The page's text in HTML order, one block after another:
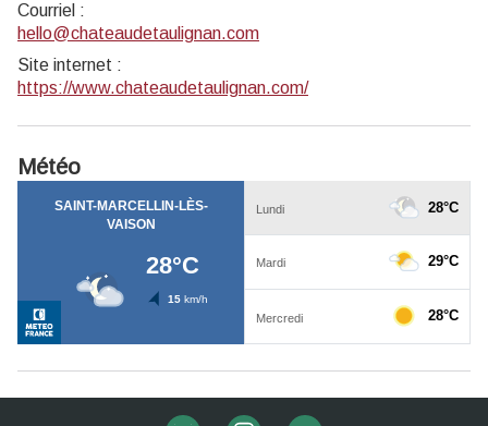
Courriel :
hello@chateaudetaulignan.com
Site internet :
https://www.chateaudetaulignan.com/
Météo